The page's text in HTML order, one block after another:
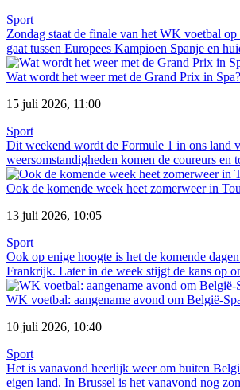
Sport
Zondag staat de finale van het WK voetbal
gaat tussen Europees Kampioen Spanje en
Wat wordt het weer met de Grand Prix in Spa?
15 juli 2026, 11:00
Sport
Dit weekend wordt de Formule 1 in ons land
weersomstandigheden komen de coureurs en
Ook de komende week heet zomerweer in
13 juli 2026, 10:05
Sport
Ook op enige hoogte is het de komende
Frankrijk. Later in de week stijgt de kans op
WK voetbal: aangename avond om België-
10 juli 2026, 10:40
Sport
Het is vanavond heerlijk weer om buiten
eigen land. In Brussel is het vanavond nog